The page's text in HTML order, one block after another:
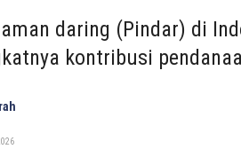
daring (Pindar) di
kontribusi